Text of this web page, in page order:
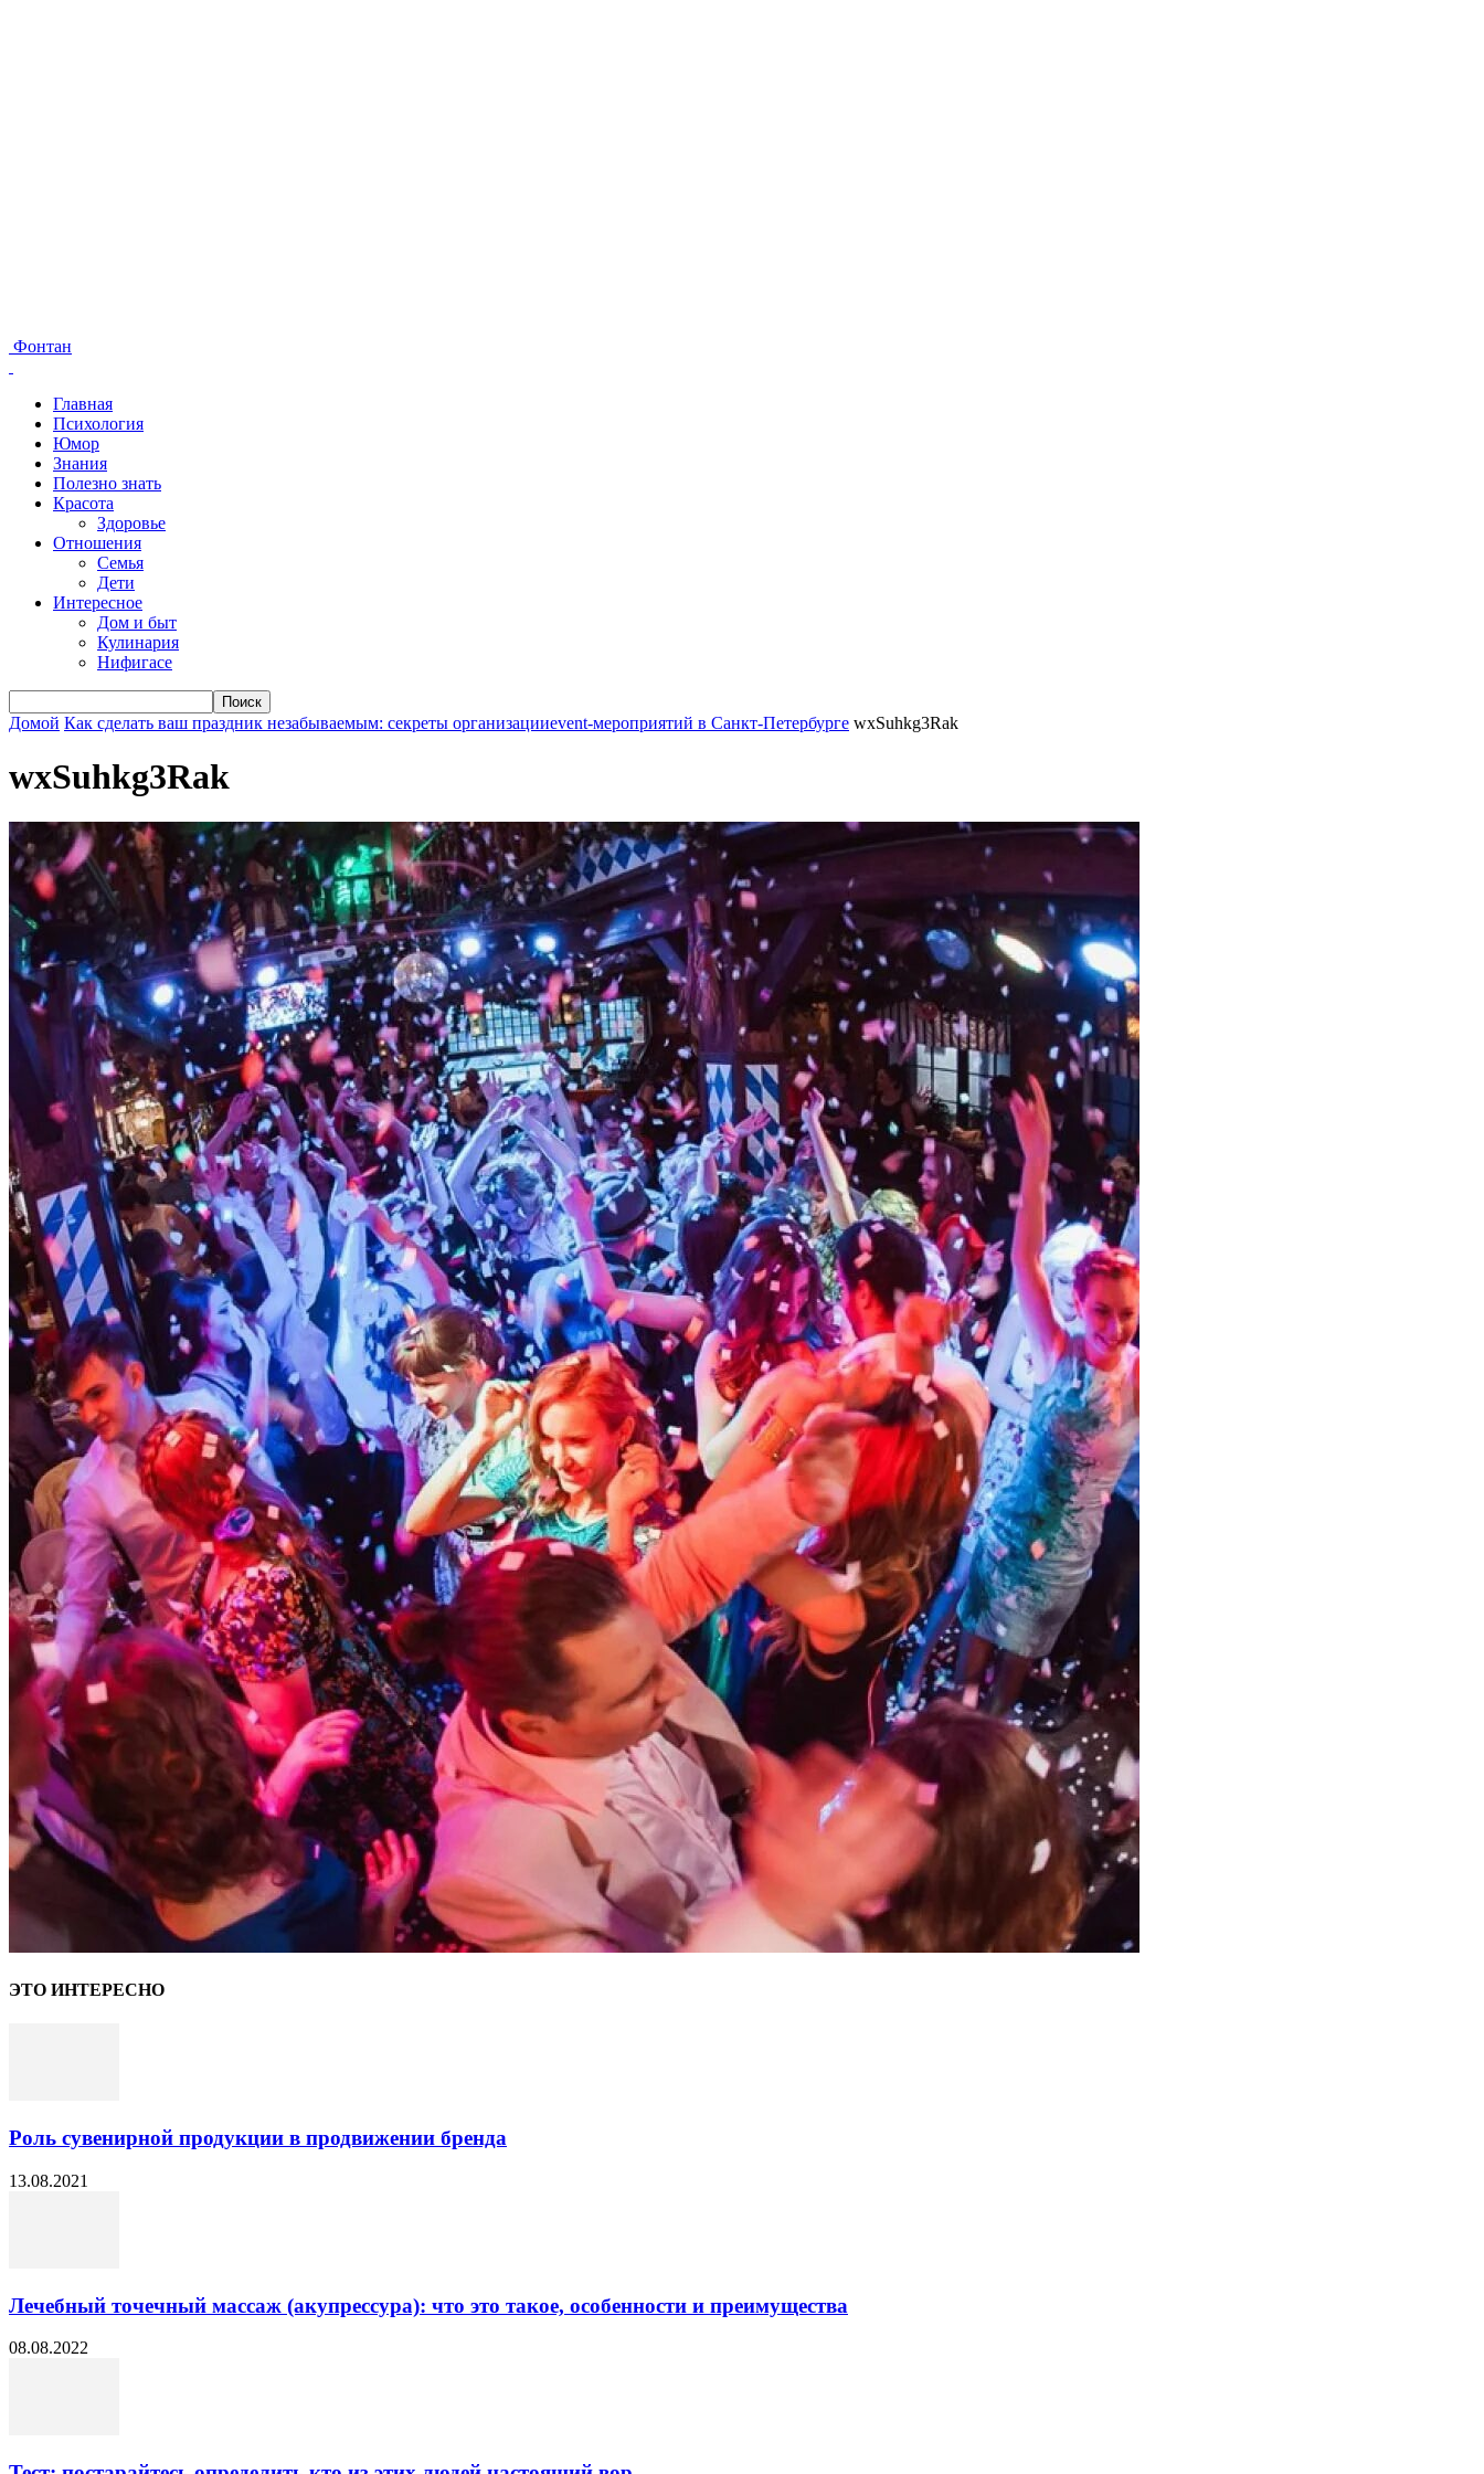
Фонтан
Главная
Психология
Юмор
Знания
Полезно знать
Красота
Здоровье
Отношения
Семья
Дети
Интересное
Дом и быт
Кулинария
Нифигасе
Домой Как сделать ваш праздник незабываемым: секреты организацииevent-мероприятий в Санкт-Петербурге wxSuhkg3Rak
wxSuhkg3Rak
ЭТО ИНТЕРЕСНО
Роль сувенирной продукции в продвижении бренда
13.08.2021
Лечебный точечный массаж (акупрессура): что это такое, особенности и преимущества
08.08.2022